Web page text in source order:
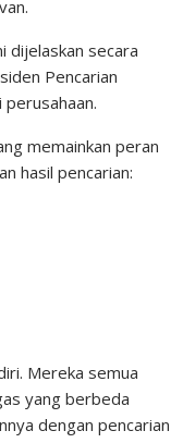
dijelaskan secara
Pencarian
memainkan peran
hasil pencarian:
Mereka semua
yang berbeda
dengan pencarian